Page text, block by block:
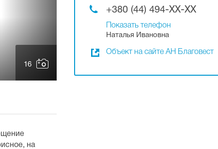
16
+380 (44) 494-XX-XX
Показать телефон
Наталья Ивановна
Объект на сайте АН Благовест
на